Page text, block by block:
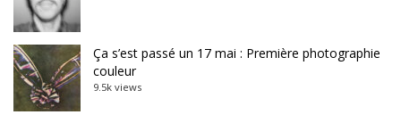
Ça s’est passé un 17 mai : Première photographie
couleur
9.5k views